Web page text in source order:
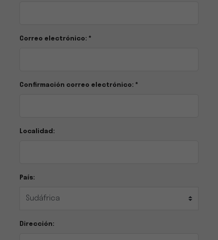
Correo electrónico: *
Confirmación correo electrónico: *
Localidad:
País:
Dirección: